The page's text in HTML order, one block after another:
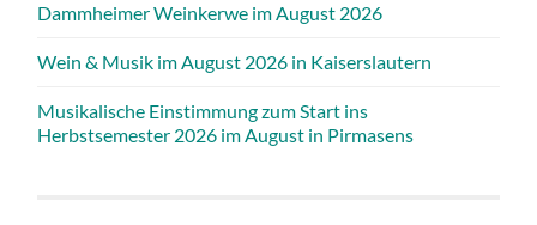
Dammheimer Weinkerwe im August 2026
Wein & Musik im August 2026 in Kaiserslautern
Musikalische Einstimmung zum Start ins
Herbstsemester 2026 im August in Pirmasens